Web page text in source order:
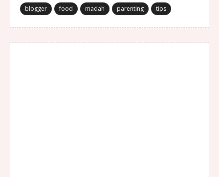
blogger
food madah parenting tips